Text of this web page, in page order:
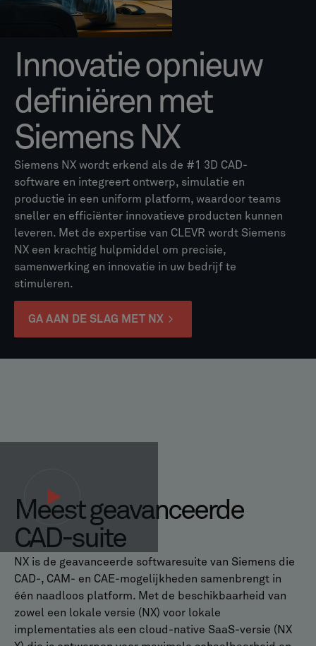
Innovatie opnieuw
definiëren met
Siemens NX
Siemens NX wordt erkend als de #1 3D CAD-
software en integreert ontwerp, simulatie en
productie in een uniform platform, waardoor teams
sneller en efficiënter innovatieve producten kunnen
leveren. Met de expertise van CLEVR wordt Siemens
NX een krachtig hulpmiddel om precisie,
samenwerking en innovatie in uw bedrijf te
stimuleren.
GA AAN DE SLAG MET NX
Meest geavanceerde
CAD-suite
NX is de geavanceerde softwaresuite van Siemens die
CAD-, CAM- en CAE-mogelijkheden samenbrengt in
één naadloos platform. Met de beschikbaarheid van
zowel een lokale versie (NX) voor lokale
implementaties als een cloud-native SaaS-versie (NX